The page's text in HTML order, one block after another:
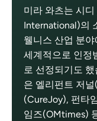
미라 와츠는 시
International)의
웰니스 산업 분
세계적으로 인정
로 선정되기도
은 엘리펀트 저
(CureJoy), 펀타
임즈(OMtimes)